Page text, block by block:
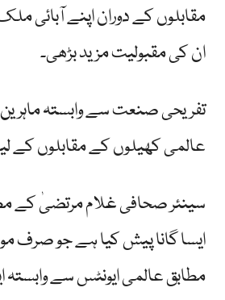
مقابلوں کے دوران اپنے آبائی
ان کی مقبولیت مزید بڑھی۔
تفریحی صنعت سے وابستہ ماہرین
عالمی کھیلوں کے مقابلوں کے
سینئر صحافی غلام مرتضیٰ کے
ایسا گانا پیش کیا ہے جو صرف
مطابق عالمی ایونٹس سے وابستہ